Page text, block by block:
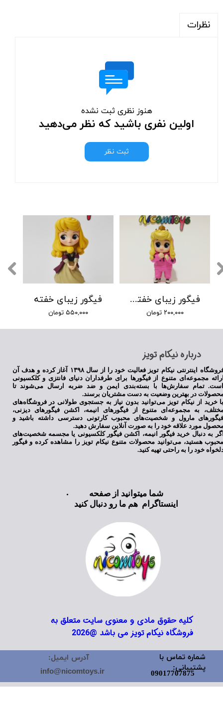
نظرات
هنوز نظری ثبت نشده
اولین نفری باشید که نظر می‌دهید
ثبت نظر
فیگور زیبای خفته
۵۵۰,۰۰۰ تومان
فیگور زیبای خفته با هودی
۲۰۰,۰۰۰ تومان
​درباره نیکام تویز
فروشگاه اینترنتی نیکام تویز فعالیت خود را از سال ۱۳۹۸ آغاز کرده و هدف آن
مجموعه‌ای متنوع از فیگورها برای طرفداران دنیای فانتزی و کلکسیونی
تمام سفارش‌ها با بسته‌بندی ایمن و ضد ضربه ارسال می‌شوند تا
در بهترین وضعیت به دست مشتریان برسند.
خرید از نیکام تویز می‌توانید بدون نیاز به جستجوی طولانی در فروشگاه‌های
به مجموعه‌ای متنوع از فیگورهای انیمه، اکشن فیگورهای دیزنی،
مارول و شخصیت‌های محبوب کارتونی دسترسی داشته باشید و
مورد علاقه خود را به صورت آنلاین سفارش دهید.
به دنبال خرید فیگور انیمه، اکشن فیگور کلکسیونی یا مجسمه شخصیت‌های
هستید، می‌توانید محصولات متنوع نیکام تویز را مشاهده کرده و فیگور
خود را به راحتی تهیه کنید.
فروشگاه نیکام تویز می باشد @2026
شما میتوانید از صفحه
اینستاگرام هم ما رو دنبال کنید
شماره تماس با
پشتیبانی:
09017707875
آدرس ایمیل:
info@nicomtoys.ir